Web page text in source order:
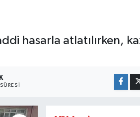
hasarla atlatılırken,